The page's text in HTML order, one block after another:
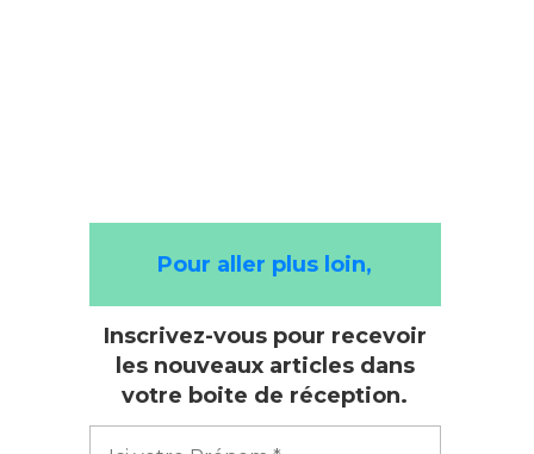
Pour aller plus loin,
Inscrivez-vous pour recevoir
les nouveaux articles dans
votre boite de réception.